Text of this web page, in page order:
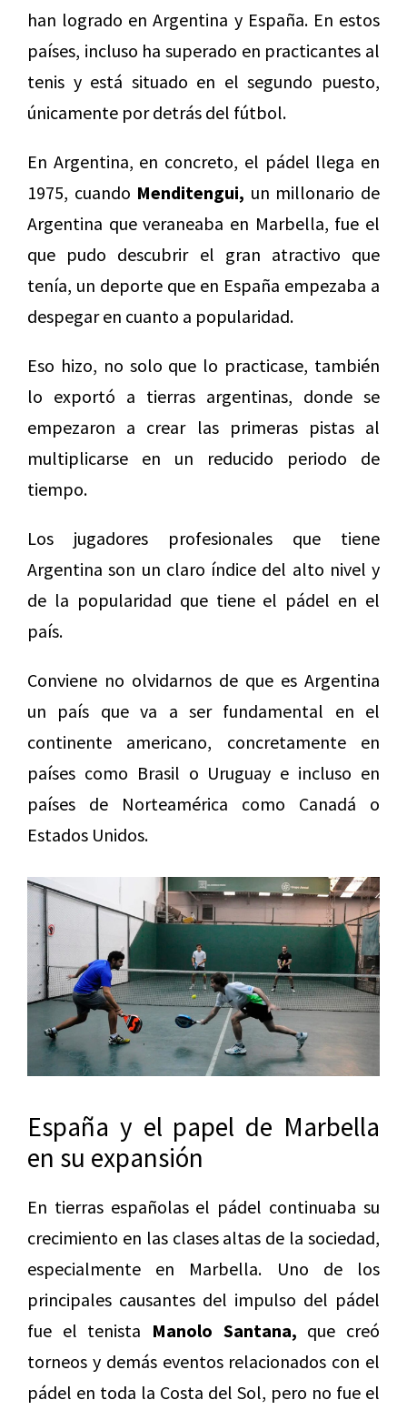
han logrado en Argentina y España. En estos
países, incluso ha superado en practicantes al
tenis y está situado en el segundo puesto,
únicamente por detrás del fútbol.
En Argentina, en concreto, el pádel llega en
1975, cuando Menditengui, un millonario de
Argentina que veraneaba en Marbella, fue el
que pudo descubrir el gran atractivo que
tenía, un deporte que en España empezaba a
despegar en cuanto a popularidad.
Eso hizo, no solo que lo practicase, también
lo exportó a tierras argentinas, donde se
empezaron a crear las primeras pistas al
multiplicarse en un reducido periodo de
tiempo.
Los jugadores profesionales que tiene
Argentina son un claro índice del alto nivel y
de la popularidad que tiene el pádel en el
país.
Conviene no olvidarnos de que es Argentina
un país que va a ser fundamental en el
continente americano, concretamente en
países como Brasil o Uruguay e incluso en
países de Norteamérica como Canadá o
Estados Unidos.
España y el papel de Marbella
en su expansión
En tierras españolas el pádel continuaba su
crecimiento en las clases altas de la sociedad,
especialmente en Marbella. Uno de los
principales causantes del impulso del pádel
fue el tenista Manolo Santana, que creó
torneos y demás eventos relacionados con el
pádel en toda la Costa del Sol, pero no fue el